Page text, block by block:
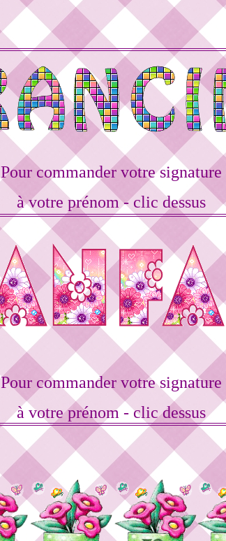
Pour commander votre signature
à votre prénom - clic dessus
Pour commander votre signature
à votre prénom - clic dessus